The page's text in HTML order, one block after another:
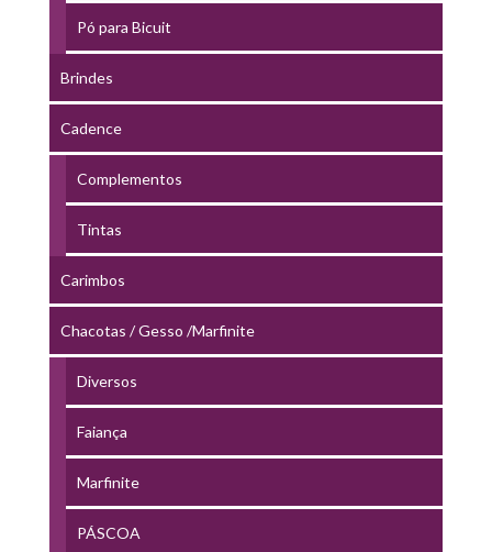
Pó para Bicuit
Brindes
Cadence
Complementos
Tintas
Carimbos
Chacotas / Gesso /Marfinite
Diversos
Faiança
Marfinite
PÁSCOA